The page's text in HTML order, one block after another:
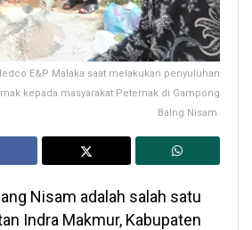
E&P Malaka saat melakukan penyuluhan
kepada masyarakat Peternak di Gampong
Balng Nisam.
Nisam adalah salah satu
Indra Makmur, Kabupaten